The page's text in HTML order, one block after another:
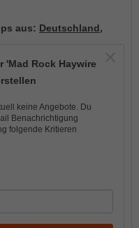
aus: Deutschland,
'Mad Rock Haywire
keine Angebote. Du
Benachrichtigung
folgende Kritieren